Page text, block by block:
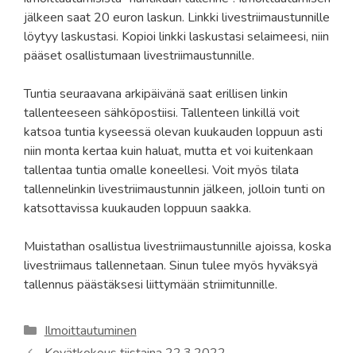
jälkeen saat 20 euron laskun. Linkki livestriimaustunnille
löytyy laskustasi. Kopioi linkki laskustasi selaimeesi, niin
pääset osallistumaan livestriimaustunnille.
Tuntia seuraavana arkipäivänä saat erillisen linkin
tallenteeseen sähköpostiisi. Tallenteen linkillä voit
katsoa tuntia kyseessä olevan kuukauden loppuun asti
niin monta kertaa kuin haluat, mutta et voi kuitenkaan
tallentaa tuntia omalle koneellesi. Voit myös tilata
tallennelinkin livestriimaustunnin jälkeen, jolloin tunti on
katsottavissa kuukauden loppuun saakka.
Muistathan osallistua livestriimaustunnille ajoissa, koska
livestriimaus tallennetaan. Sinun tulee myös hyväksyä
tallennus päästäksesi liittymään striimitunnille.
Kategoriat
Ilmoittautuminen